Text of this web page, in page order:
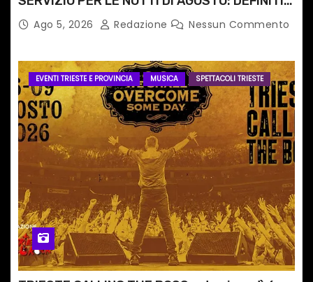
PERCORSI, FERMATE E ORARIO
Ago 5, 2026 Redazione Nessun Commento
EVENTI TRIESTE E PROVINCIA MUSICA SPETTACOLI TRIESTE